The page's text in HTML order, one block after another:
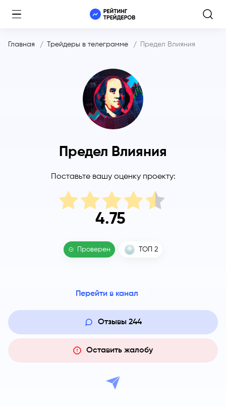
Главная Трейдеры в телеграмме Предел Влияния
Предел Влияния
Поставьте вашу оценку проекту:
4.75
Проверен ТОП 2
Перейти в канал
Отзывы 244
Оставить жалобу